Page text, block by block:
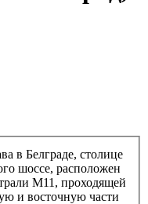
в Белграде, столице
шоссе, расположен
M11, проходящей
и восточную части